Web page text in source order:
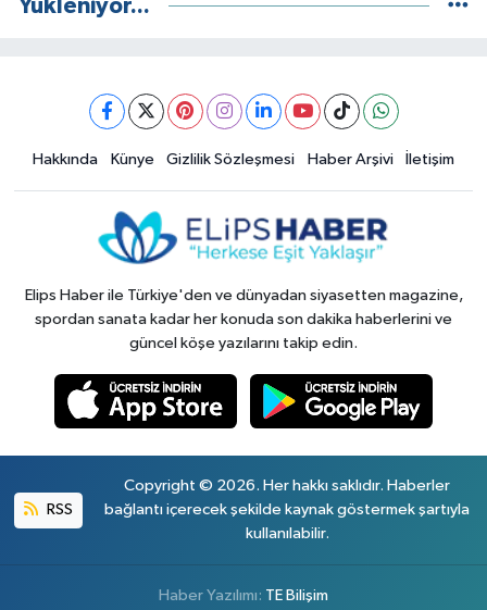
Yükleniyor...
Hakkında Künye Gizlilik Sözleşmesi Haber Arşivi İletişim
Elips Haber ile Türkiye'den ve dünyadan siyasetten magazine,
spordan sanata kadar her konuda son dakika haberlerini ve
güncel köşe yazılarını takip edin.
RSS
Copyright © 2026. Her hakkı saklıdır. Haberler
bağlantı içerecek şekilde kaynak göstermek şartıyla
kullanılabilir.
Haber Yazılımı: TE Bilişim